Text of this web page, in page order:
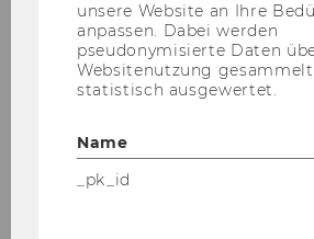
demokratischen
Amtshaftung,
Intelligenz und
und Konkurrenz
Die
unsere Website an Ihre
anpassen. Dabei werden
pseudonymisierte Daten
Websitenutzung
statistisch ausgewertet.
Name
_pk_id